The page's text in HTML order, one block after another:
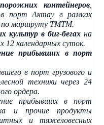
порожних контейнеров
в порт Актау в рамках
по маршруту ТМТМ.
культур в биг-бегахна
12 календарных суток.
прибывших в порт
в порт грузового и
техники через 24
ордера.
прибывших в порт
и прочие продукты
и тяжеловесных